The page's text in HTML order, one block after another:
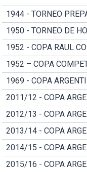
1944 - TORNEO
1950 - TORNEO DE
1952 - COPA RAUL
1952 – COPA
1969 - COPA
2011/12 - COPA
2012/13 - COPA
2013/14 - COPA
2014/15 - COPA
2015/16 - COPA